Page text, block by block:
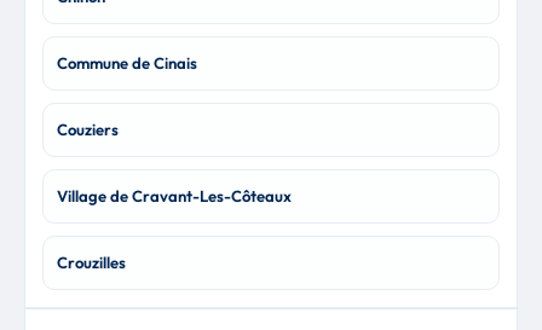
Commune de Cinais
Couziers
Village de Cravant-Les-Côteaux
Crouzilles